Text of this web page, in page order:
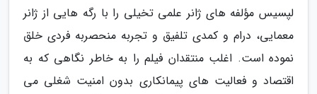
لپسیس مؤلفه های ژانر علمی تخیلی را با رگه هایی از ژانر
معمایی، درام و کمدی تلفیق و تجربه منحصربه فردی خلق
نموده است. اغلب منتقدان فیلم را به خاطر نگاهی که به
اقتصاد و فعالیت های پیمانکاری بدون امنیت شغلی می